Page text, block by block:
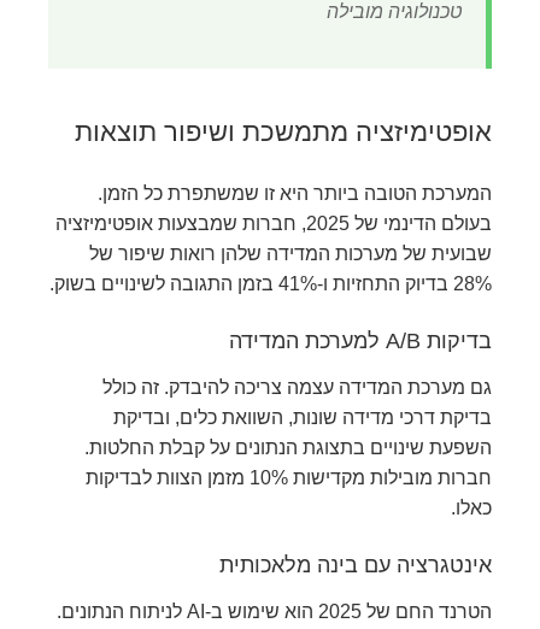
טכנולוגיה מובילה
אופטימיזציה מתמשכת ושיפור תוצאות
המערכת הטובה ביותר היא זו שמשתפרת כל הזמן.
בעולם הדינמי של 2025, חברות שמבצעות אופטימיזציה
שבועית של מערכות המדידה שלהן רואות שיפור של
28% בדיוק התחזיות ו-41% בזמן התגובה לשינויים בשוק.
בדיקות A/B למערכת המדידה
גם מערכת המדידה עצמה צריכה להיבדק. זה כולל
בדיקת דרכי מדידה שונות, השוואת כלים, ובדיקת
השפעת שינויים בתצוגת הנתונים על קבלת החלטות.
חברות מובילות מקדישות 10% מזמן הצוות לבדיקות
כאלו.
אינטגרציה עם בינה מלאכותית
הטרנד החם של 2025 הוא שימוש ב-AI לניתוח הנתונים.